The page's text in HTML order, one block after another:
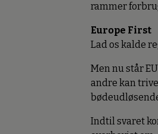
rammer
Europe First
Lad os kalde
Men nu står
andre kan
Indtil svaret